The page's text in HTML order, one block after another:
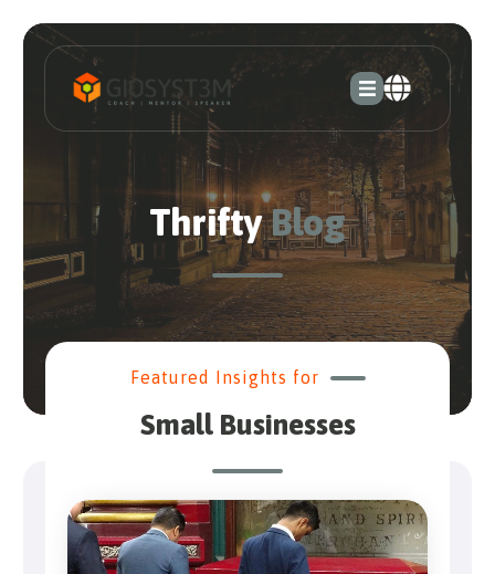
ThriftyBlog
Featured Insights for
Small Businesses